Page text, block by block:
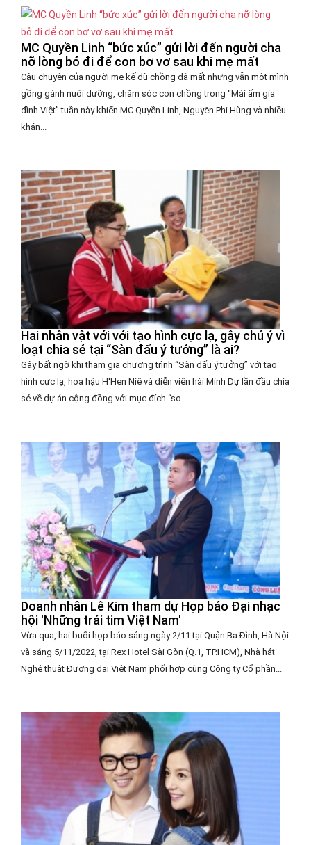
MC Quyền Linh “bức xúc” gửi lời đến người cha
nỡ lòng bỏ đi để con bơ vơ sau khi mẹ mất
Câu chuyện của người mẹ kế dù chồng đã mất nhưng vẫn một mình
gồng gánh nuôi dưỡng, chăm sóc con chồng trong “Mái ấm gia
đình Việt” tuần này khiến MC Quyền Linh, Nguyễn Phi Hùng và nhiều
khán...
Hai nhân vật với với tạo hình cực lạ, gây chú ý vì
loạt chia sẻ tại “Sàn đấu ý tưởng” là ai?
Gây bất ngờ khi tham gia chương trình “Sàn đấu ý tưởng” với tạo
hình cực lạ, hoa hậu H'Hen Niê và diễn viên hài Minh Dự lần đầu chia
sẻ về dự án cộng đồng với mục đích “so...
Doanh nhân Lê Kim tham dự Họp báo Đại nhạc
hội 'Những trái tim Việt Nam'
Vừa qua, hai buổi họp báo sáng ngày 2/11 tại Quận Ba Đình, Hà Nội
và sáng 5/11/2022, tại Rex Hotel Sài Gòn (Q.1, TP.HCM), Nhà hát
Nghệ thuật Đương đại Việt Nam phối hợp cùng Công ty Cổ phần...